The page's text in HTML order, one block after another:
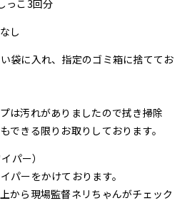
っこ3回分
し
袋に入れ、指定のゴミ箱に捨ててお
は汚れがありましたので拭き掃除
できる限りお取りしております。
パー）
パーをかけております。
から現場監督ネリちゃんがチェック